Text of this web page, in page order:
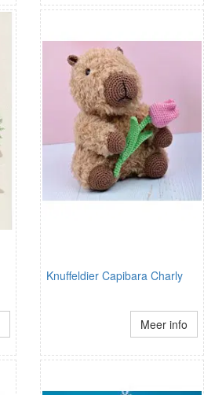
Knuffeldier Capibara Charly
Meer info